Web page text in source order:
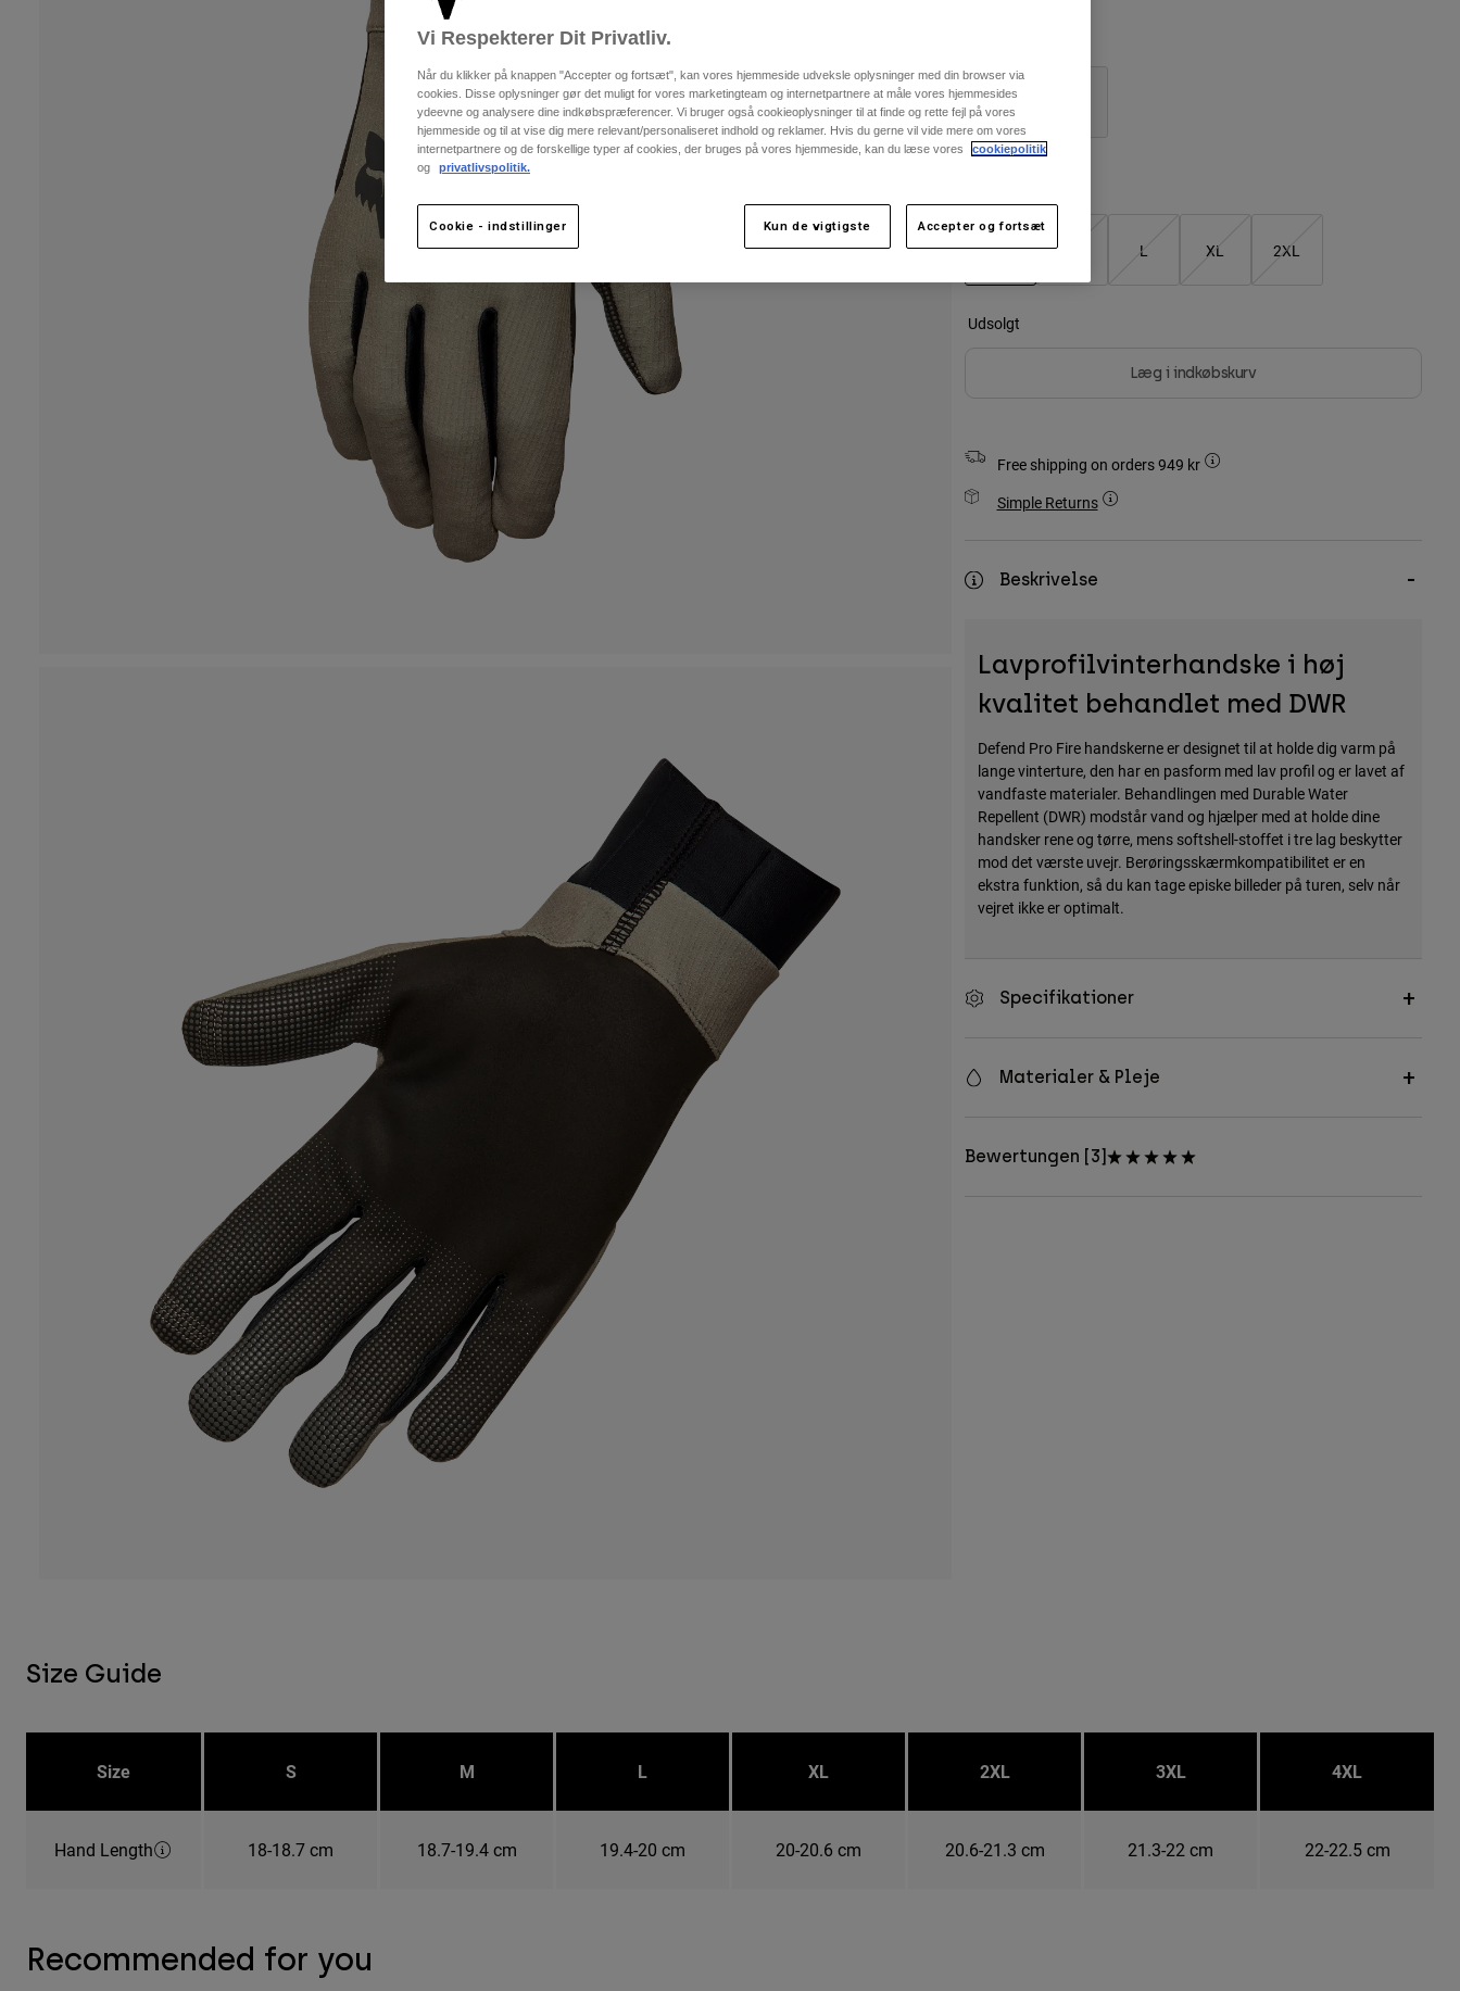
S L XL 2XL
Udsolgt
Læg i indkøbskurv
Free shipping on orders 949 kr
Simple Returns
Beskrivelse
Lavprofilvinterhandske i høj
kvalitet behandlet med DWR
Defend Pro Fire handskerne er designet til at holde dig varm på
lange vinterture, den har en pasform med lav profil og er lavet af
vandfaste materialer. Behandlingen med Durable Water
Repellent (DWR) modstår vand og hjælper med at holde dine
handsker rene og tørre, mens softshell-stoffet i tre lag beskytter
mod det værste uvejr. Berøringsskærmkompatibilitet er en
ekstra funktion, så du kan tage episke billeder på turen, selv når
vejret ikke er optimalt.
Specifikationer
Materialer & Pleje
Bewertungen [3]
Size Guide
Size S M L XL 2XL 3XL 4XL
Hand Length 18-18.7 cm 18.7-19.4 cm 19.4-20 cm 20-20.6 cm 20.6-21.3 cm 21.3-22 cm 22-22.5 cm
Recommended for you
Vi Respekterer Dit Privatliv.
Når du klikker på knappen "Accepter og fortsæt", kan vores hjemmeside udveksle oplysninger med din browser via
cookies. Disse oplysninger gør det muligt for vores marketingteam og internetpartnere at måle vores hjemmesides
ydeevne og analysere dine indkøbspræferencer. Vi bruger også cookieoplysninger til at finde og rette fejl på vores
hjemmeside og til at vise dig mere relevant/personaliseret indhold og reklamer. Hvis du gerne vil vide mere om vores
internetpartnere og de forskellige typer af cookies, der bruges på vores hjemmeside, kan du læse vores
cookiepolitik
og
privatlivspolitik.
Cookie - indstillinger Kun de vigtigste Accepter og fortsæt